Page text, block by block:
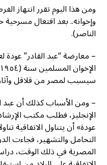
ومن هذا اليوم تقرر انتهاز
وإخوانه.. بعد افتعال
الناصر).
– معارضة “عبد القادر”
سيسبب لمصر من قلاقل
– ومن الأسباب كذلك أن عبد
الإنجليز، فطلب مكتب
عودة» أن يتناول الاتفاقية
التحامل والتشهير، فجاءت
المصرية في ذلك الوقت،